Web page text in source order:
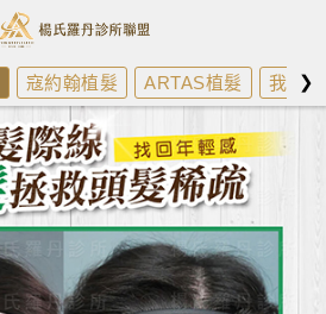
寇約翰植髮 ARTAS植髮 我需❯